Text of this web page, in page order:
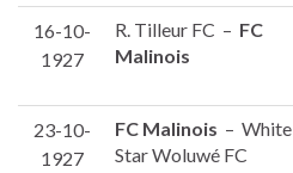
16-10-
1927
R. Tilleur FC – FC
Malinois
23-10-
1927
FC Malinois – White
Star Woluwé FC